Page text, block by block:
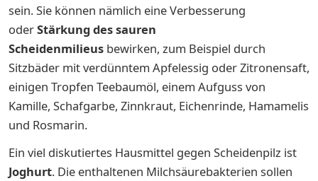
sein. Sie können nämlich eine Verbesserung
oderStärkung des sauren
Scheidenmilieus bewirken, zum Beispiel durch
Sitzbäder mit verdünntem Apfelessig oder Zitronensaft,
einigen Tropfen Teebaumöl, einem Aufguss von
Kamille, Schafgarbe, Zinnkraut, Eichenrinde, Hamamelis
und Rosmarin.
Ein viel diskutiertes Hausmittel gegen Scheidenpilz ist
Joghurt. Die enthaltenen Milchsäurebakterien sollen